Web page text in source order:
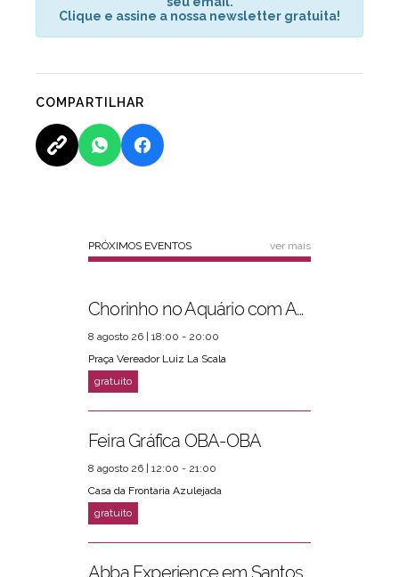
Clique e assine a nossa newsletter gratuita!
COMPARTILHAR
PRÓXIMOS EVENTOS ver mais
Chorinho no Aquário com Amigos da Música e Mari Torres
8 agosto 26 | 18:00 - 20:00
Praça Vereador Luiz La Scala
Feira Gráfica OBA-OBA
8 agosto 26 | 12:00 - 21:00
Casa da Frontaria Azulejada
Abba Experience em Santos